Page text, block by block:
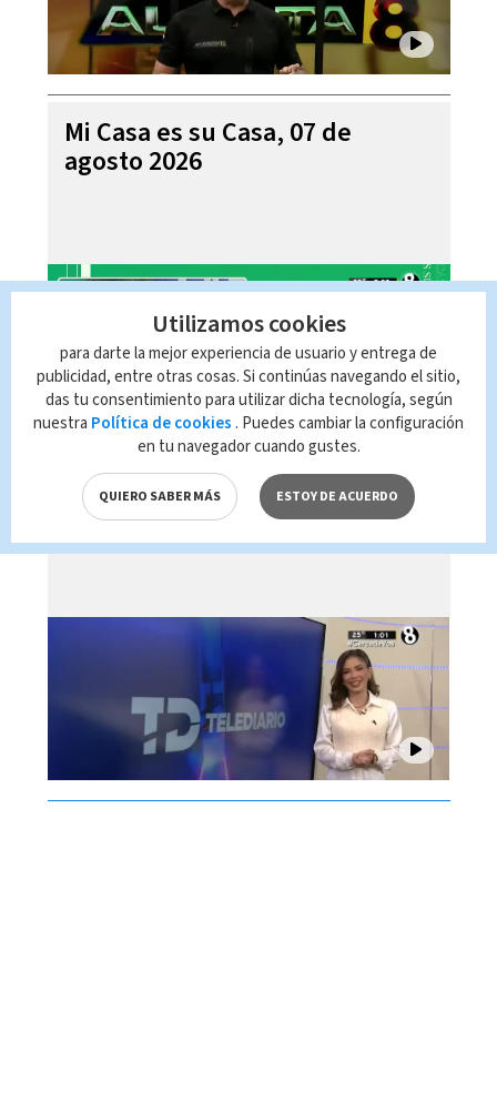
Mi Casa es su Casa, 07 de
agosto 2026
Telediario En Directo con Paula
Brenes, 07 de agosto 2026
Utilizamos cookies
para darte la mejor experiencia de usuario y entrega de
publicidad, entre otras cosas. Si continúas navegando el sitio,
das tu consentimiento para utilizar dicha tecnología, según
nuestra Política de cookies . Puedes cambiar la configuración
en tu navegador cuando gustes.
QUIERO SABER MÁS ESTOY DE ACUERDO